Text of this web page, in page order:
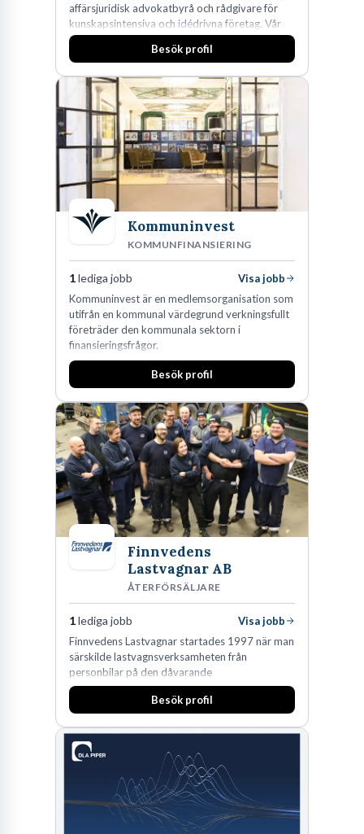
affärsjuridisk advokatbyrå och rådgivare för
kunskapsintensiva och idédrivna företag. Vår
expertis inom IP-tillgångar har gett oss en
marknadsledande position. Våra klienter väljer
skydda, utveckla och kommersialisera
företagets viktigaste tillgångar.
Besök profil
Kommuninvest
KOMMUNFINANSIERING
1lediga jobb
Visa jobb
Kommuninvest är en medlemsorganisation som
utifrån en kommunal värdegrund verkningsfullt
företräder den kommunala sektorn i
finansieringsfrågor.
Besök profil
Finnvedens
Lastvagnar AB
ÅTERFÖRSÄLJARE
1lediga jobb
Visa jobb
Finnvedens Lastvagnar startades 1997 när man
särskilde lastvagnsverksamheten från
personbilar på den dåvarande
huvudanläggningen i Värnamo. Sedan dess har
man expanderat kraftigt genom ett antal
den största privata återförsäljaren av Volvo
Lastvagnar och finns representerade på 20
orter i södra Sverige.
Besök profil